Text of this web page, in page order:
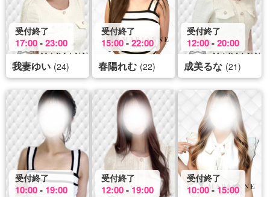
受付終了
17:00-23:00
我妻ゆい (24)
受付終了
15:00-22:00
春陽れむ (22)
受付終了
12:00-20:00
成美るな (21)
受付終了
10:00- 19:00
受付終了
12:00- 19:00
受付終了
10:00- 15:00